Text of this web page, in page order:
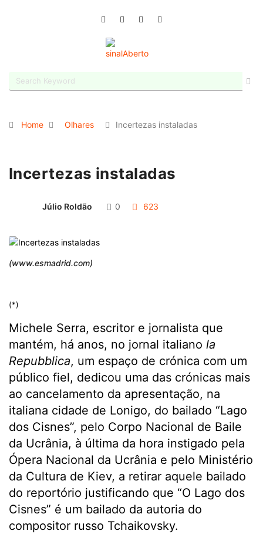
Home Olhares Incertezas instaladas
Incertezas instaladas
Júlio Roldão 0 623
(www.esmadrid.com)
(*)
Michele Serra, escritor e jornalista que
mantém, há anos, no jornal italiano la
Repubblica, um espaço de crónica com um
público fiel, dedicou uma das crónicas mais
ao cancelamento da apresentação, na
italiana cidade de Lonigo, do bailado “Lago
dos Cisnes”, pelo Corpo Nacional de Baile
da Ucrânia, à última da hora instigado pela
Ópera Nacional da Ucrânia e pelo Ministério
da Cultura de Kiev, a retirar aquele bailado
do reportório justificando que “O Lago dos
Cisnes” é um bailado da autoria do
compositor russo Tchaikovsky.